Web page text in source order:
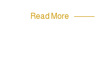
Read More